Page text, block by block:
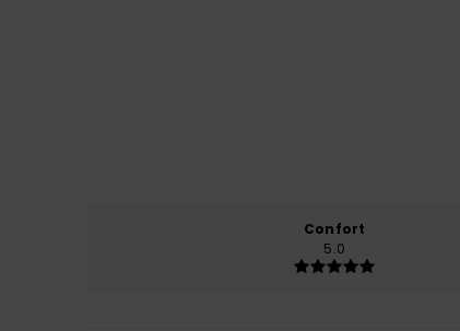
Confort
5.0